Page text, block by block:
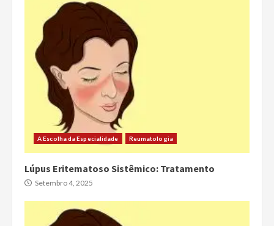
A Escolha da Especialidade Reumatologia
Lúpus Eritematoso Sistêmico: Tratamento
Setembro 4, 2025